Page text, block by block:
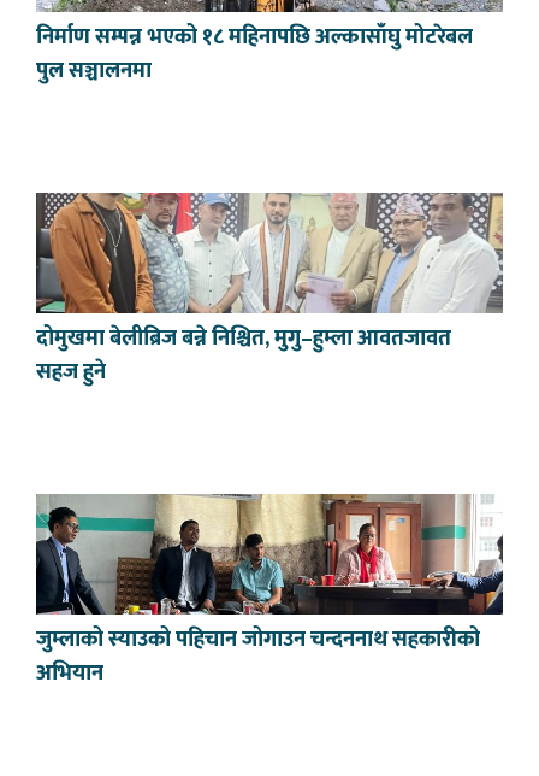
निर्माण सम्पन्न भएको १८ महिनापछि अल्कासाँघु मोटरेबल
पुल सञ्चालनमा
दोमुखमा बेलीब्रिज बन्ने निश्चित, मुगु–हुम्ला आवतजावत
सहज हुने
जुम्लाको स्याउको पहिचान जोगाउन चन्दननाथ सहकारीको
अभियान